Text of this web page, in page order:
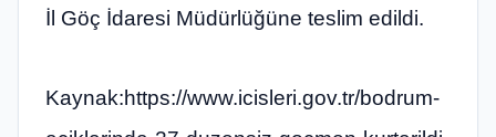
İl Göç İdaresi Müdürlüğüne teslim edildi.
Kaynak:https://www.icisleri.gov.tr/bodrum-